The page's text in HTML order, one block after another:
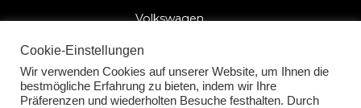
Volkswagen
2026 © Car Lock Systems
Cookie-Einstellungen
Wir verwenden Cookies auf unserer Website, um Ihnen die
bestmögliche Erfahrung zu bieten, indem wir Ihre
Präferenzen und wiederholten Besuche festhalten. Durch